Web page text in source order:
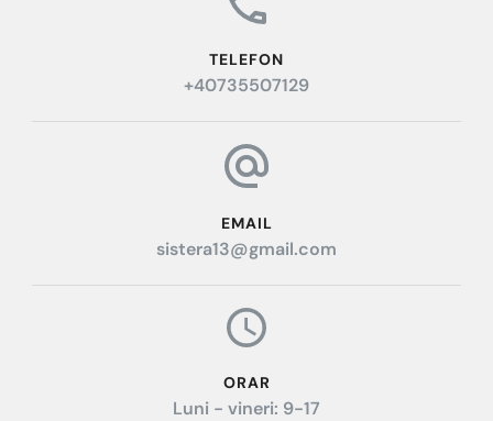
TELEFON
+40735507129
EMAIL
sistera13@gmail.com
ORAR
Luni - vineri: 9-17